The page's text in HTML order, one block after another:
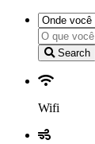
Search
Wifi